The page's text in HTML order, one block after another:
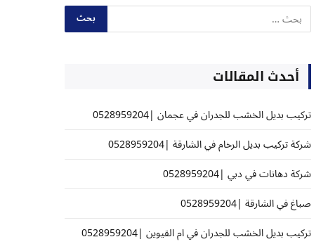
أحدث المقالات
تركيب بديل الخشب للجدران في عجمان |0528959204
شركة تركيب بديل الرخام في الشارقة |0528959204
شركة دهانات في دبي |0528959204
صباغ في الشارقة |0528959204
تركيب بديل الخشب للجدران في ام القيوين |0528959204